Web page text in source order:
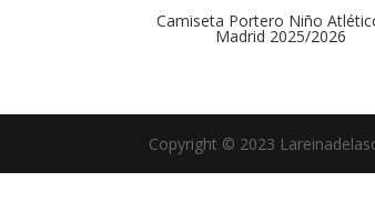
Camiseta Portero Niño
Madrid 2025/2026
Copyright © 2023